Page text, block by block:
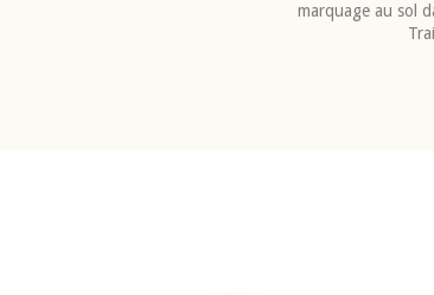
marquage au sol